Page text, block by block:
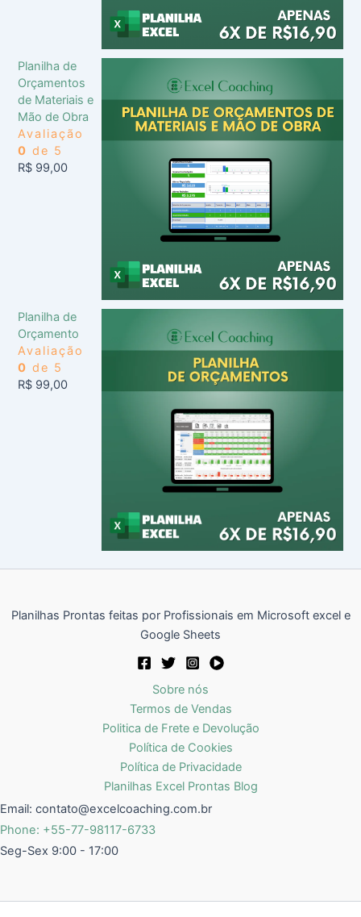
Planilha de
Orçamentos
de Materiais e
Mão de Obra
Avaliação
0 de 5
R$ 99,00
Planilha de
Orçamento
Avaliação
0 de 5
R$ 99,00
Planilhas Prontas feitas por Profissionais em Microsoft excel e
Google Sheets
Sobre nós
Termos de Vendas
Politica de Frete e Devolução
Política de Cookies
Política de Privacidade
Planilhas Excel Prontas Blog
Email: contato@excelcoaching.com.br
Phone: +55-77-98117-6733
Seg-Sex 9:00 - 17:00